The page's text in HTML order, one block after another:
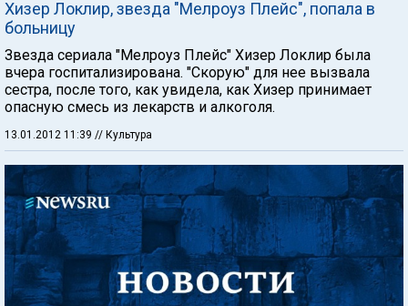
Хизер Локлир, звезда "Мелроуз Плейс", попала в
больницу
Звезда сериала "Мелроуз Плейс" Хизер Локлир была
вчера госпитализирована. "Скорую" для нее вызвала
сестра, после того, как увидела, как Хизер принимает
опасную смесь из лекарств и алкоголя.
13.01.2012 11:39 // Культура